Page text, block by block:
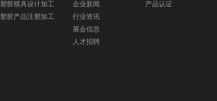
塑胶模具设计加工
塑胶产品注塑加工
企业新闻
行业资讯
展会信息
人才招聘
产品认证